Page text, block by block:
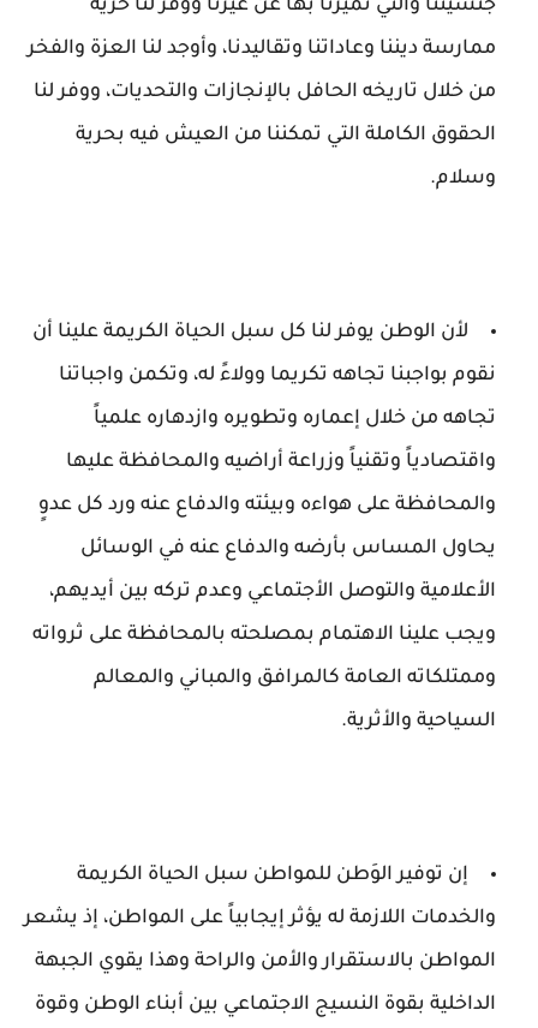
جنسيتنا والتي تميزنا بها عن غيرنا ووفر لنا حرية
ممارسة ديننا وعاداتنا وتقاليدنا، وأوجد لنا العزة والفخر
من خلال تاريخه الحافل بالإنجازات والتحديات، ووفر لنا
الحقوق الكاملة التي تمكننا من العيش فيه بحرية
وسلام.
لأن الوطن يوفر لنا كل سبل الحياة الكريمة علينا أن
نقوم بواجبنا تجاهه تكريما وولاءً له، وتكمن واجباتنا
تجاهه من خلال إعماره وتطويره وازدهاره علمياً
واقتصادياً وتقنياً وزراعة أراضيه والمحافظة عليها
والمحافظة على هواءه وبيئته والدفاع عنه ورد كل عدوٍ
يحاول المساس بأرضه والدفاع عنه في الوسائل
الأعلامية والتوصل الأجتماعي وعدم تركه بين أيديهم،
ويجب علينا الاهتمام بمصلحته بالمحافظة على ثرواته
وممتلكاته العامة كالمرافق والمباني والمعالم
السياحية والأثرية.
إن توفير الوَطن للمواطن سبل الحياة الكريمة
والخدمات اللازمة له يؤثر إيجابياً على المواطن، إذ يشعر
المواطن بالاستقرار والأمن والراحة وهذا يقوي الجبهة
الداخلية بقوة النسيج الاجتماعي بين أبناء الوطن وقوة